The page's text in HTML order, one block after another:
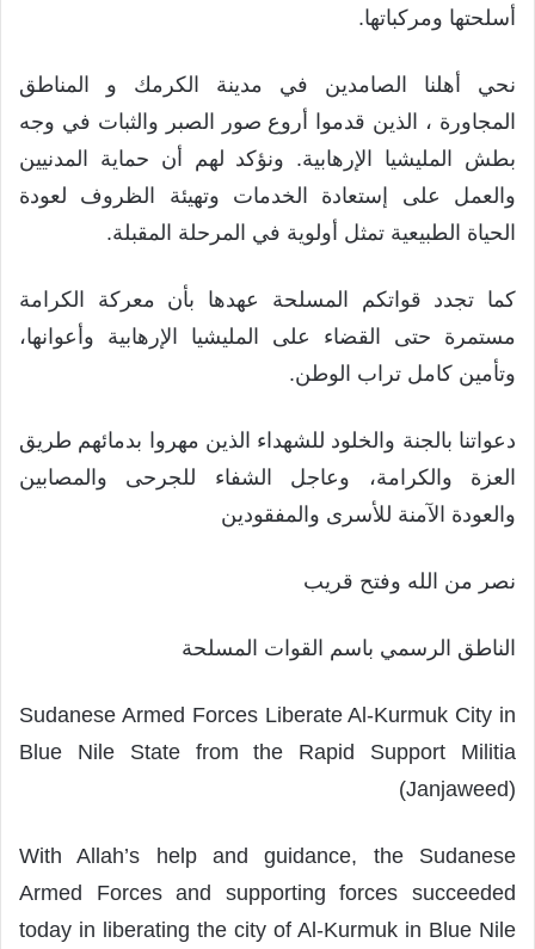
أسلحتها ومركباتها.
نحي أهلنا الصامدين في مدينة الكرمك و المناطق
المجاورة ، الذين قدموا أروع صور الصبر والثبات في وجه
بطش المليشيا الإرهابية. ونؤكد لهم أن حماية المدنيين
والعمل على إستعادة الخدمات وتهيئة الظروف لعودة
الحياة الطبيعية تمثل أولوية في المرحلة المقبلة.
كما تجدد قواتكم المسلحة عهدها بأن معركة الكرامة
مستمرة حتى القضاء على المليشيا الإرهابية وأعوانها،
وتأمين كامل تراب الوطن.
دعواتنا بالجنة والخلود للشهداء الذين مهروا بدمائهم طريق
العزة والكرامة، وعاجل الشفاء للجرحى والمصابين
والعودة الآمنة للأسرى والمفقودين
نصر من الله وفتح قريب
الناطق الرسمي باسم القوات المسلحة
Sudanese Armed Forces Liberate Al-Kurmuk City in
Blue Nile State from the Rapid Support Militia
(Janjaweed)
With Allah’s help and guidance, the Sudanese
Armed Forces and supporting forces succeeded
today in liberating the city of Al-Kurmuk in Blue Nile